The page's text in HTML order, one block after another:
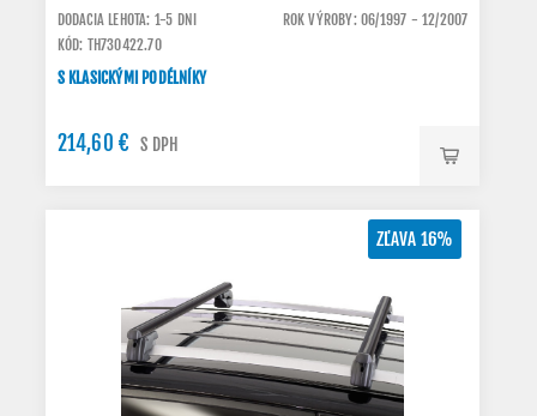
DODACIA LEHOTA: 1-5 DNI
ROK VÝROBY: 06/1997 - 12/2007
KÓD: TH730422.70
S KLASICKÝMI PODÉLNÍKY
214,60 € S DPH
ZĽAVA 16%